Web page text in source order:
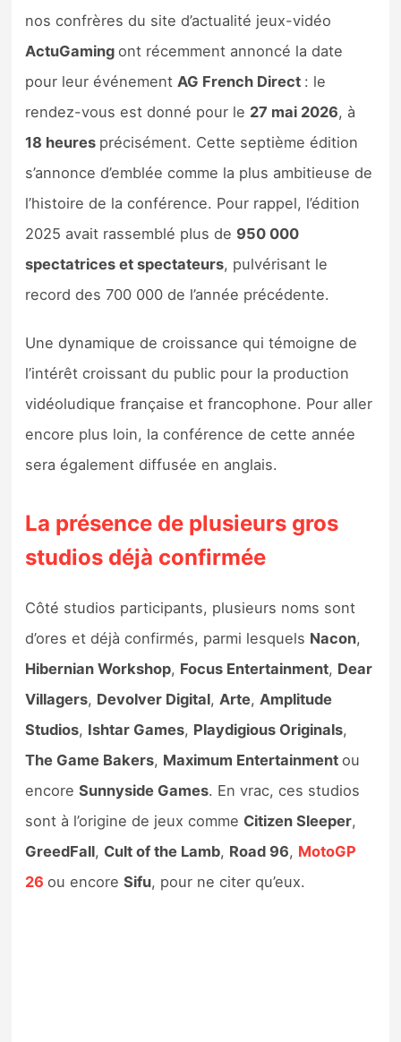
Autres tests
Précommandes
Précommandes jeux Switch 2
Bons plans
nos confrères du site d’actualité jeux-vidéo
ActuGamingont récemment annoncé la date
pour leur événement AG French Direct : le
rendez-vous est donné pour le 27 mai 2026, à
18 heures précisément. Cette septième édition
s’annonce d’emblée comme la plus ambitieuse de
l’histoire de la conférence. Pour rappel, l’édition
2025 avait rassemblé plus de 950 000
spectatrices et spectateurs, pulvérisant le
record des 700 000 de l’année précédente.
Une dynamique de croissance qui témoigne de
l’intérêt croissant du public pour la production
vidéoludique française et francophone. Pour aller
encore plus loin, la conférence de cette année
sera également diffusée en anglais.
La présence de plusieurs gros
studios déjà confirmée
Côté studios participants, plusieurs noms sont
d’ores et déjà confirmés, parmi lesquels Nacon,
Hibernian Workshop, Focus Entertainment, Dear
Villagers, Devolver Digital, Arte, Amplitude
Studios, Ishtar Games, Playdigious Originals,
The Game Bakers, Maximum Entertainmentou
encoreSunnyside Games. En vrac, ces studios
sont à l’origine de jeux comme Citizen Sleeper,
GreedFall, Cult of the Lamb, Road 96, MotoGP
26 ou encoreSifu, pour ne citer qu’eux.